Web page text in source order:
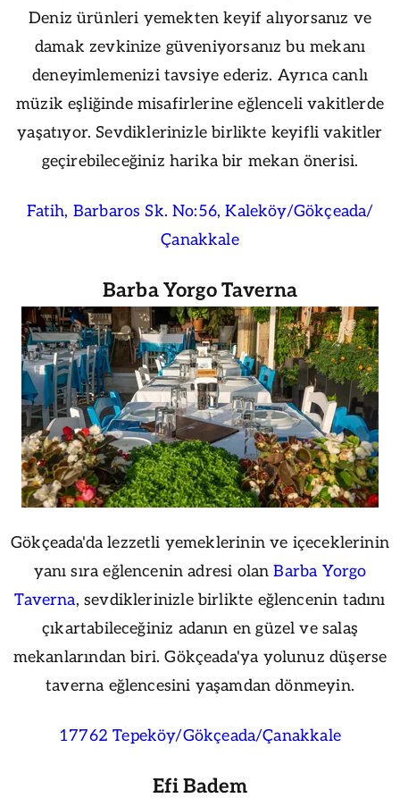
Deniz ürünleri yemekten keyif alıyorsanız ve
damak zevkinize güveniyorsanız bu mekanı
deneyimlemenizi tavsiye ederiz. Ayrıca canlı
müzik eşliğinde misafirlerine eğlenceli vakitlerde
yaşatıyor. Sevdiklerinizle birlikte keyifli vakitler
geçirebileceğiniz harika bir mekan önerisi.
Fatih, Barbaros Sk. No:56, Kaleköy/Gökçeada/
Çanakkale
Barba Yorgo Taverna
Gökçeada'da lezzetli yemeklerinin ve içeceklerinin
yanı sıra eğlencenin adresi olanBarba Yorgo
Taverna, sevdiklerinizle birlikte eğlencenin tadını
çıkartabileceğiniz adanın en güzel ve salaş
mekanlarından biri. Gökçeada'ya yolunuz düşerse
taverna eğlencesini yaşamdan dönmeyin.
17762 Tepeköy/Gökçeada/Çanakkale
Efi Badem